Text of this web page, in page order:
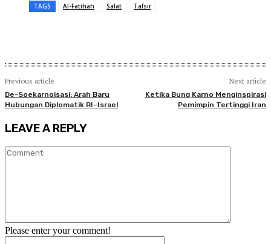
TAGS Al-Fatihah Salat Tafsir
Previous article
De-Soekarnoisasi: Arah Baru
Hubungan Diplomatik RI–Israel
Next article
Ketika Bung Karno Menginspirasi
Pemimpin Tertinggi Iran
LEAVE A REPLY
Please enter your comment!